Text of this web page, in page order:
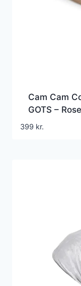
Cam Cam
GOTS –
399 kr.